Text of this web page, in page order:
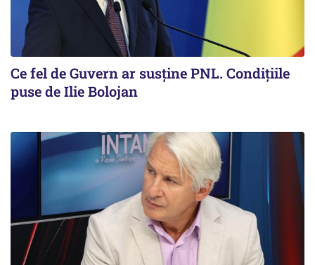
Ce fel de Guvern ar susține PNL. Condițiile
puse de Ilie Bolojan